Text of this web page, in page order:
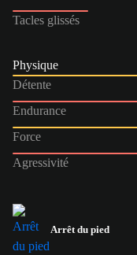
Tacles glissés
Physique
Détente
Endurance
Force
Agressivité
Arrêt du pied